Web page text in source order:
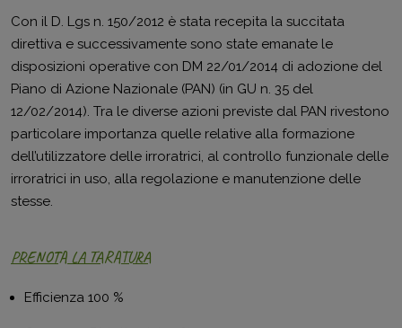
Con il D. Lgs n. 150/2012 è stata recepita la succitata
direttiva e successivamente sono state emanate le
disposizioni operative con DM 22/01/2014 di adozione del
Piano di Azione Nazionale (PAN) (in GU n. 35 del
12/02/2014). Tra le diverse azioni previste dal PAN rivestono
particolare importanza quelle relative alla formazione
dell’utilizzatore delle irroratrici, al controllo funzionale delle
irroratrici in uso, alla regolazione e manutenzione delle
stesse.
PRENOTA LA TARATURA
Efficienza 100 %